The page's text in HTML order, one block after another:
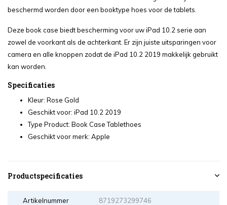
beschermd worden door een booktype hoes voor de tablets.
Deze book case biedt bescherming voor uw iPad 10.2 serie aan
zowel de voorkant als de achterkant. Er zijn juiste uitsparingen voor
camera en alle knoppen zodat de iPad 10.2 2019 makkelijk gebruikt
kan worden.
Specificaties
Kleur: Rose Gold
Geschikt voor: iPad 10.2 2019
Type Product: Book Case Tablethoes
Geschikt voor merk: Apple
Productspecificaties
Artikelnummer 8719273299746